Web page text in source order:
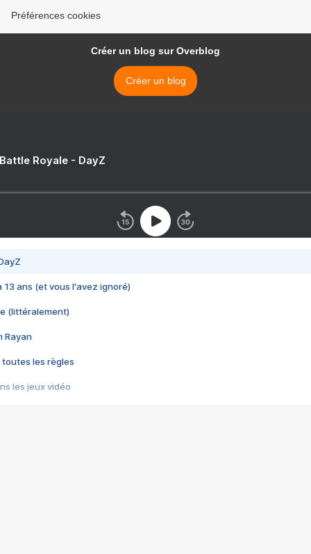
Préférences cookies
Créer un blog sur Overblog
Créer un blog
Royale - DayZ
13 ans (et vous l'avez ignoré)
(littéralement)
Rayan
toutes les règles
les jeux vidéo